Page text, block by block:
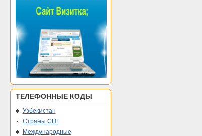
ТЕЛЕФОННЫЕ КОДЫ
Узбекистан
Страны СНГ
Международные